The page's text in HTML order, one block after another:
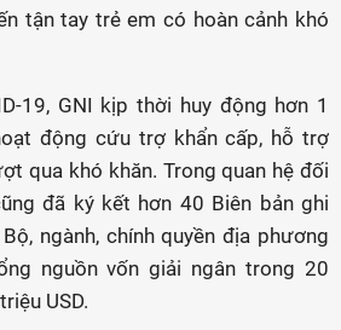
tận tay trẻ em có hoàn cảnh khó
19, GNI kịp thời huy động hơn 1
động cứu trợ khẩn cấp, hỗ trợ
qua khó khăn. Trong quan hệ đối
đã ký kết hơn 40 Biên bản ghi
ngành, chính quyền địa phương
nguồn vốn giải ngân trong 20
USD.